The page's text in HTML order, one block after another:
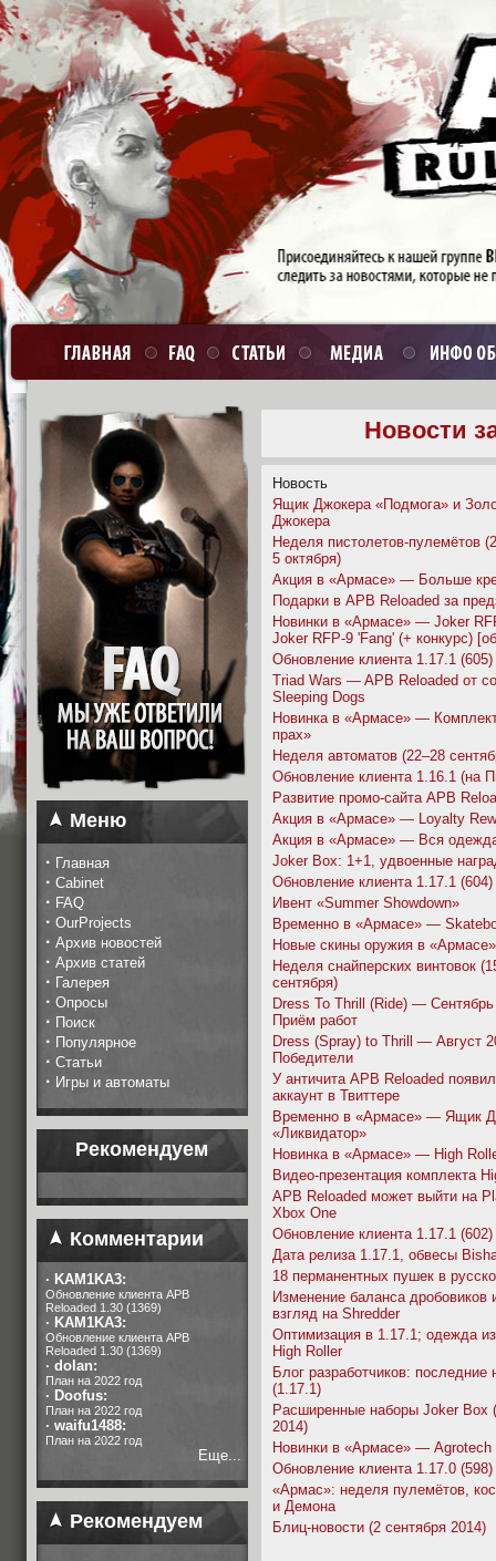
Меню
· Главная
· Cabinet
· FAQ
· OurProjects
· Архив новостей
· Архив статей
· Галерея
· Опросы
· Поиск
· Популярное
· Статьи
· Игры и автоматы
Рекомендуем
Комментарии
· KAM1KA3:
Обновление клиента APB
Reloaded 1.30 (1369)
· KAM1KA3:
Обновление клиента APB
Reloaded 1.30 (1369)
· dolan:
План на 2022 год
· Doofus:
План на 2022 год
· waifu1488:
План на 2022 год
Еще...
Рекомендуем
Новости
Новость
Ящик Джокера «Подмога» и
Джокера
Неделя пистолетов-пулемётов
5 октября)
Акция в «Армасе» — Больше
Подарки в APB Reloaded за
Новинки в «Армасе» — Joker
Joker RFP-9 'Fang' (+ конкурс)
Обновление клиента 1.17.1 (605)
Triad Wars — APB Reloaded от
Sleeping Dogs
Новинка в «Армасе» —
прах»
Неделя автоматов (22–28
Обновление клиента 1.16.1 (на
Развитие промо-сайта APB
Акция в «Армасе» — Loyalty
Акция в «Армасе» — Вся
Joker Box: 1+1, удвоенные
Обновление клиента 1.17.1 (604)
Ивент «Summer Showdown»
Временно в «Армасе» —
Новые скины оружия в «Армасе»
Неделя снайперских винтовок
сентября)
Dress To Thrill (Ride) —
Приём работ
Dress (Spray) to Thrill — Август
Победители
У античита APB Reloaded
аккаунт в Твиттере
Временно в «Армасе» — Ящик
«Ликвидатор»
Новинка в «Армасе» — High
Видео-презентация комплекта
APB Reloaded может выйти на
Xbox One
Обновление клиента 1.17.1 (602)
Дата релиза 1.17.1, обвесы
18 перманентных пушек в
Изменение баланса дробовиков
взгляд на Shredder
Оптимизация в 1.17.1; одежда
High Roller
Блог разработчиков: последние
(1.17.1)
Расширенные наборы Joker Box
2014)
Новинки в «Армасе» — Agrotech
Обновление клиента 1.17.0 (598)
«Армас»: неделя пулемётов,
и Демона
Блиц-новости (2 сентября 2014)